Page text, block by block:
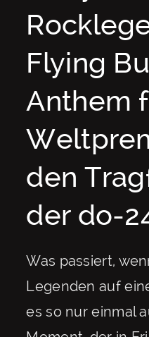
Flying
Anthem
den
der do-
Was passiert,
Legenden auf
es so nur einmal